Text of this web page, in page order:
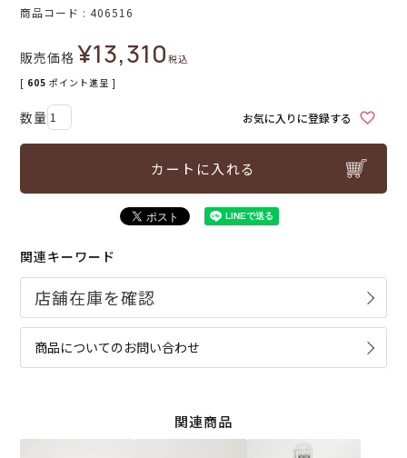
商品コード 406516
販売価格 ¥13,310税込
[ 605 ポイント進呈 ]
お気に入りに登録する
カートに入れる
関連キーワード
商品についてのお問い合わせ
関連商品